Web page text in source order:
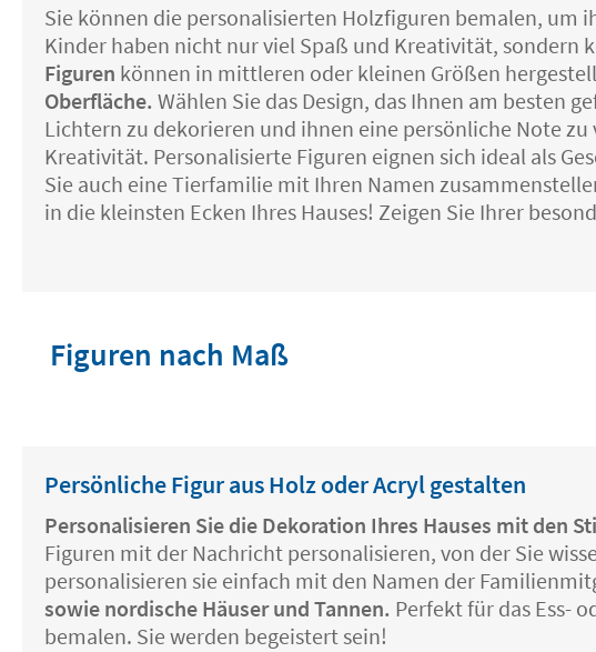
Sie können die personalisierten Holzfiguren bemalen, um
Kinder haben nicht nur viel Spaß und Kreativität, sondern
Figuren können in mittleren oder kleinen Größen
Oberfläche. Wählen Sie das Design, das Ihnen am besten
Lichtern zu dekorieren und ihnen eine persönliche Note
Kreativität. Personalisierte Figuren eignen sich ideal als
Sie auch eine Tierfamilie mit Ihren Namen
in die kleinsten Ecken Ihres Hauses! Zeigen Sie Ihrer
Figuren nach Maß
Persönliche Figur aus Holz oder Acryl gestalten
Personalisieren Sie die Dekoration Ihres Hauses mit den
Figuren mit der Nachricht personalisieren, von der Sie
personalisieren sie einfach mit den Namen der
sowie nordische Häuser und Tannen. Perfekt für das Ess-
bemalen. Sie werden begeistert sein!